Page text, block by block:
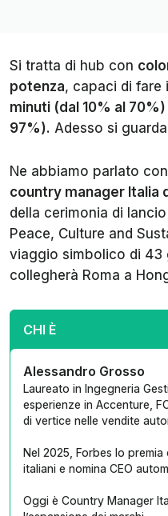
Si tratta di hub con
potenza, capaci di fare
minuti (dal 10% al 70%)
97%). Adesso si
Ne abbiamo parlato con
country manager Italia
della cerimonia di lancio
Peace, Culture and
viaggio simbolico di 43
collegherà Roma a
CHI È
Alessandro Grosso
Laureato in Ingegneria
esperienze in Accenture,
di vertice nelle vendite
Nel 2025, Forbes lo
italiani e nomina CEO
Oggi è Country Manager